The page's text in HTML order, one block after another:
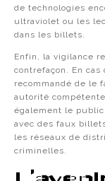
de technologies
ultraviolet ou les
dans les billets.
Enfin, la vigilance
contrefaçon. En
recommandé de le
autorité
également le
avec des faux
les réseaux de
criminelles.